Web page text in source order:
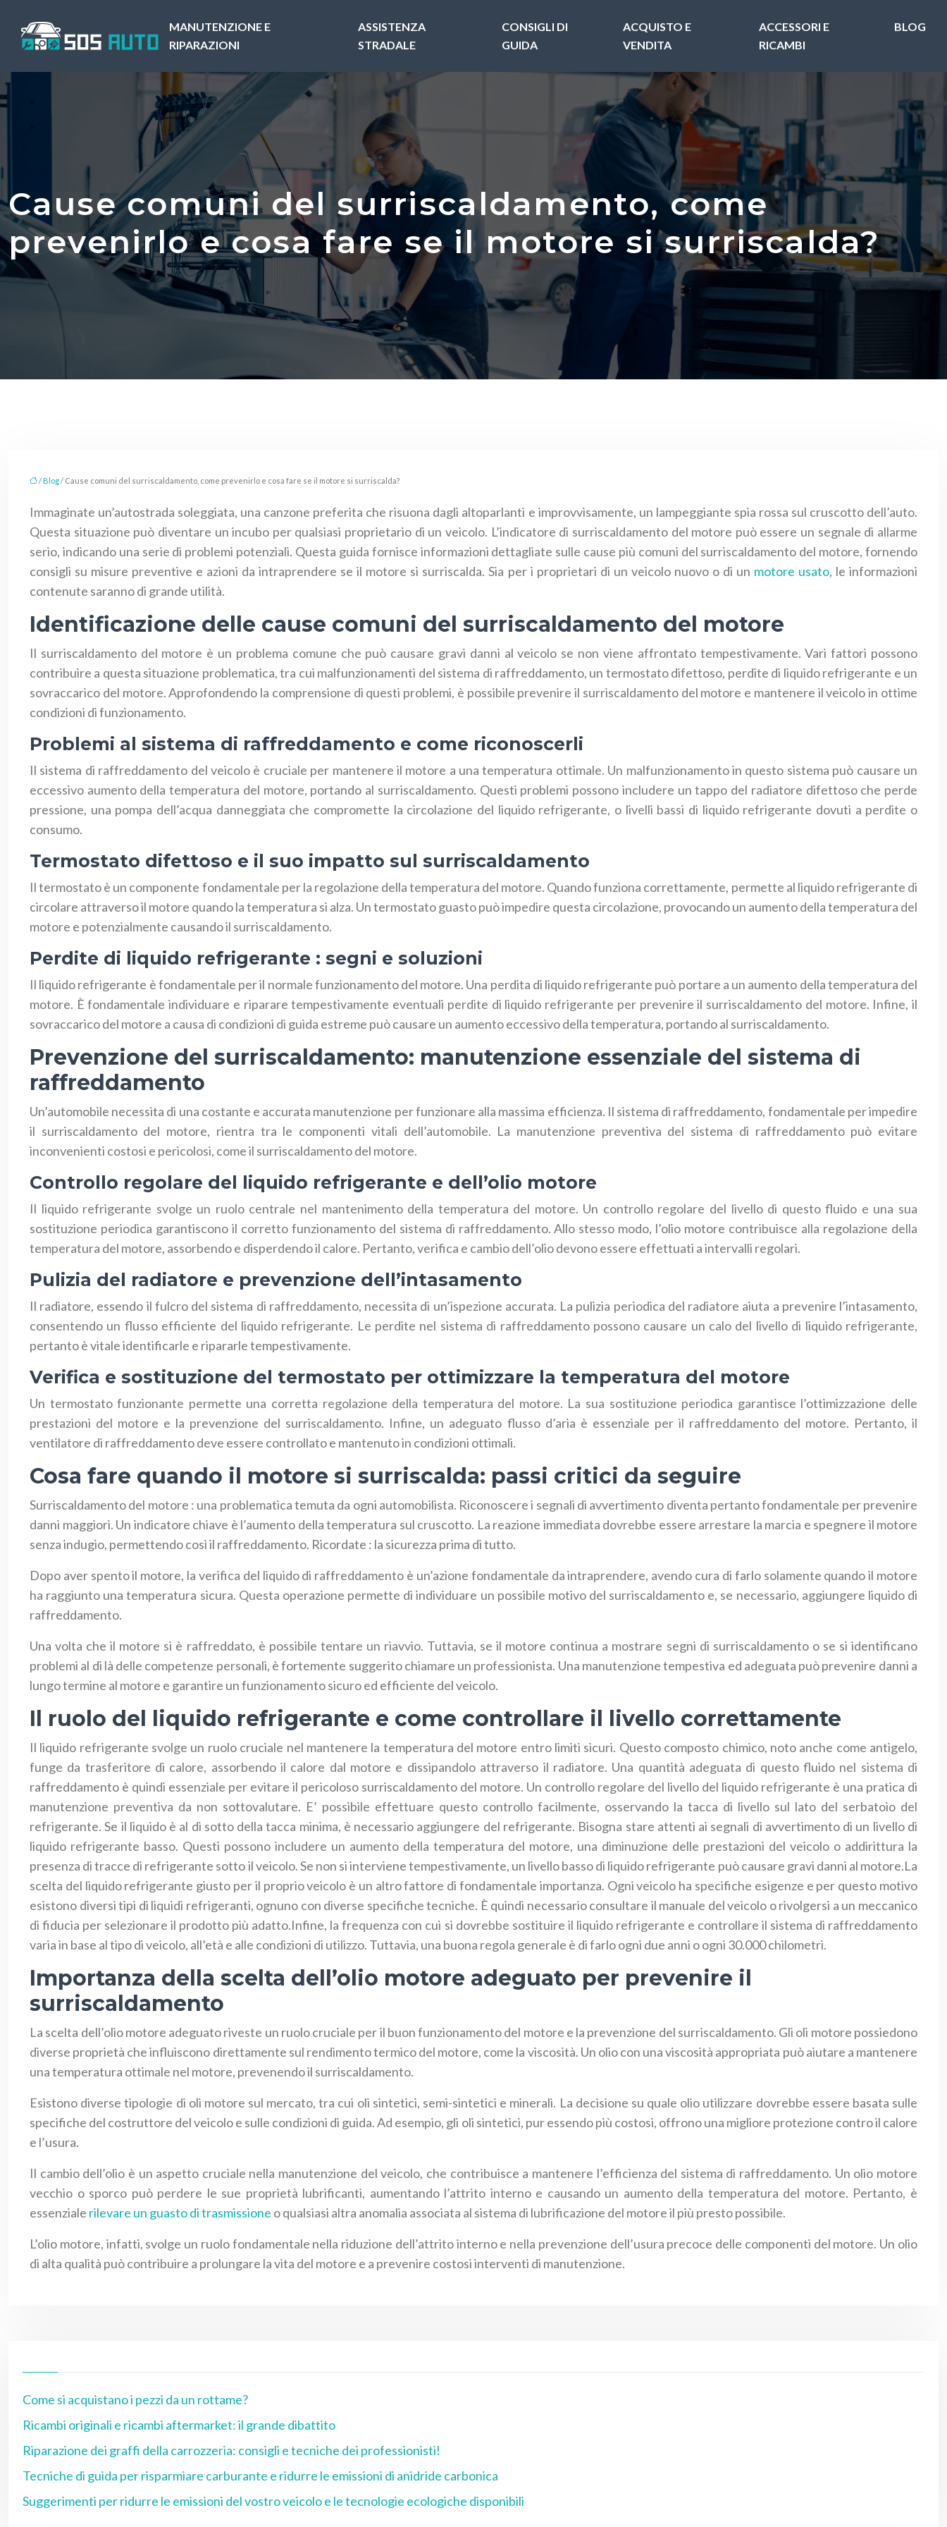
MANUTENZIONE E
RIPARAZIONI
ASSISTENZA
STRADALE
CONSIGLI DI
GUIDA
ACQUISTO E
VENDITA
ACCESSORI E
RICAMBI
BLOG
Cause comuni del surriscaldamento, come
prevenirlo e cosa fare se il motore si surriscalda?
/ Blog/ Cause comuni del surriscaldamento, come prevenirlo e cosa fare se il motore si surriscalda?
Immaginate un’autostrada soleggiata, una canzone preferita che risuona dagli altoparlanti e improvvisamente, un lampeggiante spia rossa sul cruscotto dell’auto.
Questa situazione può diventare un incubo per qualsiasi proprietario di un veicolo. L’indicatore di surriscaldamento del motore può essere un segnale di allarme
serio, indicando una serie di problemi potenziali. Questa guida fornisce informazioni dettagliate sulle cause più comuni del surriscaldamento del motore, fornendo
consigli su misure preventive e azioni da intraprendere se il motore si surriscalda. Sia per i proprietari di un veicolo nuovo o di un motore usato, le informazioni
contenute saranno di grande utilità.
Identificazione delle cause comuni del surriscaldamento del motore
Il surriscaldamento del motore è un problema comune che può causare gravi danni al veicolo se non viene affrontato tempestivamente. Vari fattori possono
contribuire a questa situazione problematica, tra cui malfunzionamenti del sistema di raffreddamento, un termostato difettoso, perdite di liquido refrigerante e un
sovraccarico del motore. Approfondendo la comprensione di questi problemi, è possibile prevenire il surriscaldamento del motore e mantenere il veicolo in ottime
condizioni di funzionamento.
Problemi al sistema di raffreddamento e come riconoscerli
Il sistema di raffreddamento del veicolo è cruciale per mantenere il motore a una temperatura ottimale. Un malfunzionamento in questo sistema può causare un
eccessivo aumento della temperatura del motore, portando al surriscaldamento. Questi problemi possono includere un tappo del radiatore difettoso che perde
pressione, una pompa dell’acqua danneggiata che compromette la circolazione del liquido refrigerante, o livelli bassi di liquido refrigerante dovuti a perdite o
consumo.
Termostato difettoso e il suo impatto sul surriscaldamento
Il termostato è un componente fondamentale per la regolazione della temperatura del motore. Quando funziona correttamente, permette al liquido refrigerante di
circolare attraverso il motore quando la temperatura si alza. Un termostato guasto può impedire questa circolazione, provocando un aumento della temperatura del
motore e potenzialmente causando il surriscaldamento.
Perdite di liquido refrigerante : segni e soluzioni
Il liquido refrigerante è fondamentale per il normale funzionamento del motore. Una perdita di liquido refrigerante può portare a un aumento della temperatura del
motore. È fondamentale individuare e riparare tempestivamente eventuali perdite di liquido refrigerante per prevenire il surriscaldamento del motore. Infine, il
sovraccarico del motore a causa di condizioni di guida estreme può causare un aumento eccessivo della temperatura, portando al surriscaldamento.
Prevenzione del surriscaldamento: manutenzione essenziale del sistema di
raffreddamento
Un’automobile necessita di una costante e accurata manutenzione per funzionare alla massima efficienza. Il sistema di raffreddamento, fondamentale per impedire
il surriscaldamento del motore, rientra tra le componenti vitali dell’automobile. La manutenzione preventiva del sistema di raffreddamento può evitare
inconvenienti costosi e pericolosi, come il surriscaldamento del motore.
Controllo regolare del liquido refrigerante e dell’olio motore
Il liquido refrigerante svolge un ruolo centrale nel mantenimento della temperatura del motore. Un controllo regolare del livello di questo fluido e una sua
sostituzione periodica garantiscono il corretto funzionamento del sistema di raffreddamento. Allo stesso modo, l’olio motore contribuisce alla regolazione della
temperatura del motore, assorbendo e disperdendo il calore. Pertanto, verifica e cambio dell’olio devono essere effettuati a intervalli regolari.
Pulizia del radiatore e prevenzione dell’intasamento
Il radiatore, essendo il fulcro del sistema di raffreddamento, necessita di un’ispezione accurata. La pulizia periodica del radiatore aiuta a prevenire l’intasamento,
consentendo un flusso efficiente del liquido refrigerante. Le perdite nel sistema di raffreddamento possono causare un calo del livello di liquido refrigerante,
pertanto è vitale identificarle e ripararle tempestivamente.
Verifica e sostituzione del termostato per ottimizzare la temperatura del motore
Un termostato funzionante permette una corretta regolazione della temperatura del motore. La sua sostituzione periodica garantisce l’ottimizzazione delle
prestazioni del motore e la prevenzione del surriscaldamento. Infine, un adeguato flusso d’aria è essenziale per il raffreddamento del motore. Pertanto, il
ventilatore di raffreddamento deve essere controllato e mantenuto in condizioni ottimali.
Cosa fare quando il motore si surriscalda: passi critici da seguire
Surriscaldamento del motore : una problematica temuta da ogni automobilista. Riconoscere i segnali di avvertimento diventa pertanto fondamentale per prevenire
danni maggiori. Un indicatore chiave è l’aumento della temperatura sul cruscotto. La reazione immediata dovrebbe essere arrestare la marcia e spegnere il motore
senza indugio, permettendo così il raffreddamento. Ricordate : la sicurezza prima di tutto.
Dopo aver spento il motore, la verifica del liquido di raffreddamento è un’azione fondamentale da intraprendere, avendo cura di farlo solamente quando il motore
ha raggiunto una temperatura sicura. Questa operazione permette di individuare un possibile motivo del surriscaldamento e, se necessario, aggiungere liquido di
raffreddamento.
Una volta che il motore si è raffreddato, è possibile tentare un riavvio. Tuttavia, se il motore continua a mostrare segni di surriscaldamento o se si identificano
problemi al di là delle competenze personali, è fortemente suggerito chiamare un professionista. Una manutenzione tempestiva ed adeguata può prevenire danni a
lungo termine al motore e garantire un funzionamento sicuro ed efficiente del veicolo.
Il ruolo del liquido refrigerante e come controllare il livello correttamente
Il liquido refrigerante svolge un ruolo cruciale nel mantenere la temperatura del motore entro limiti sicuri. Questo composto chimico, noto anche come antigelo,
funge da trasferitore di calore, assorbendo il calore dal motore e dissipandolo attraverso il radiatore. Una quantità adeguata di questo fluido nel sistema di
raffreddamento è quindi essenziale per evitare il pericoloso surriscaldamento del motore. Un controllo regolare del livello del liquido refrigerante è una pratica di
manutenzione preventiva da non sottovalutare. E’ possibile effettuare questo controllo facilmente, osservando la tacca di livello sul lato del serbatoio del
refrigerante. Se il liquido è al di sotto della tacca minima, è necessario aggiungere del refrigerante. Bisogna stare attenti ai segnali di avvertimento di un livello di
liquido refrigerante basso. Questi possono includere un aumento della temperatura del motore, una diminuzione delle prestazioni del veicolo o addirittura la
presenza di tracce di refrigerante sotto il veicolo. Se non si interviene tempestivamente, un livello basso di liquido refrigerante può causare gravi danni al motore.La
scelta del liquido refrigerante giusto per il proprio veicolo è un altro fattore di fondamentale importanza. Ogni veicolo ha specifiche esigenze e per questo motivo
esistono diversi tipi di liquidi refrigeranti, ognuno con diverse specifiche tecniche. È quindi necessario consultare il manuale del veicolo o rivolgersi a un meccanico
di fiducia per selezionare il prodotto più adatto.Infine, la frequenza con cui si dovrebbe sostituire il liquido refrigerante e controllare il sistema di raffreddamento
varia in base al tipo di veicolo, all’età e alle condizioni di utilizzo. Tuttavia, una buona regola generale è di farlo ogni due anni o ogni 30.000 chilometri.
Importanza della scelta dell’olio motore adeguato per prevenire il
surriscaldamento
La scelta dell’olio motore adeguato riveste un ruolo cruciale per il buon funzionamento del motore e la prevenzione del surriscaldamento. Gli oli motore possiedono
diverse proprietà che influiscono direttamente sul rendimento termico del motore, come la viscosità. Un olio con una viscosità appropriata può aiutare a mantenere
una temperatura ottimale nel motore, prevenendo il surriscaldamento.
Esistono diverse tipologie di oli motore sul mercato, tra cui oli sintetici, semi-sintetici e minerali. La decisione su quale olio utilizzare dovrebbe essere basata sulle
specifiche del costruttore del veicolo e sulle condizioni di guida. Ad esempio, gli oli sintetici, pur essendo più costosi, offrono una migliore protezione contro il calore
e l’usura.
Il cambio dell’olio è un aspetto cruciale nella manutenzione del veicolo, che contribuisce a mantenere l’efficienza del sistema di raffreddamento. Un olio motore
vecchio o sporco può perdere le sue proprietà lubrificanti, aumentando l’attrito interno e causando un aumento della temperatura del motore. Pertanto, è
essenziale rilevare un guasto di trasmissione o qualsiasi altra anomalia associata al sistema di lubrificazione del motore il più presto possibile.
L’olio motore, infatti, svolge un ruolo fondamentale nella riduzione dell’attrito interno e nella prevenzione dell’usura precoce delle componenti del motore. Un olio
di alta qualità può contribuire a prolungare la vita del motore e a prevenire costosi interventi di manutenzione.
Come si acquistano i pezzi da un rottame?
Ricambi originali e ricambi aftermarket: il grande dibattito
Riparazione dei graffi della carrozzeria: consigli e tecniche dei professionisti!
Tecniche di guida per risparmiare carburante e ridurre le emissioni di anidride carbonica
Suggerimenti per ridurre le emissioni del vostro veicolo e le tecnologie ecologiche disponibili